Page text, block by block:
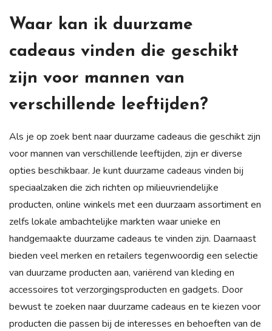
Waar kan ik duurzame
cadeaus vinden die geschikt
zijn voor mannen van
verschillende leeftijden?
Als je op zoek bent naar duurzame cadeaus die geschikt zijn
voor mannen van verschillende leeftijden, zijn er diverse
opties beschikbaar. Je kunt duurzame cadeaus vinden bij
speciaalzaken die zich richten op milieuvriendelijke
producten, online winkels met een duurzaam assortiment en
zelfs lokale ambachtelijke markten waar unieke en
handgemaakte duurzame cadeaus te vinden zijn. Daarnaast
bieden veel merken en retailers tegenwoordig een selectie
van duurzame producten aan, variërend van kleding en
accessoires tot verzorgingsproducten en gadgets. Door
bewust te zoeken naar duurzame cadeaus en te kiezen voor
producten die passen bij de interesses en behoeften van de